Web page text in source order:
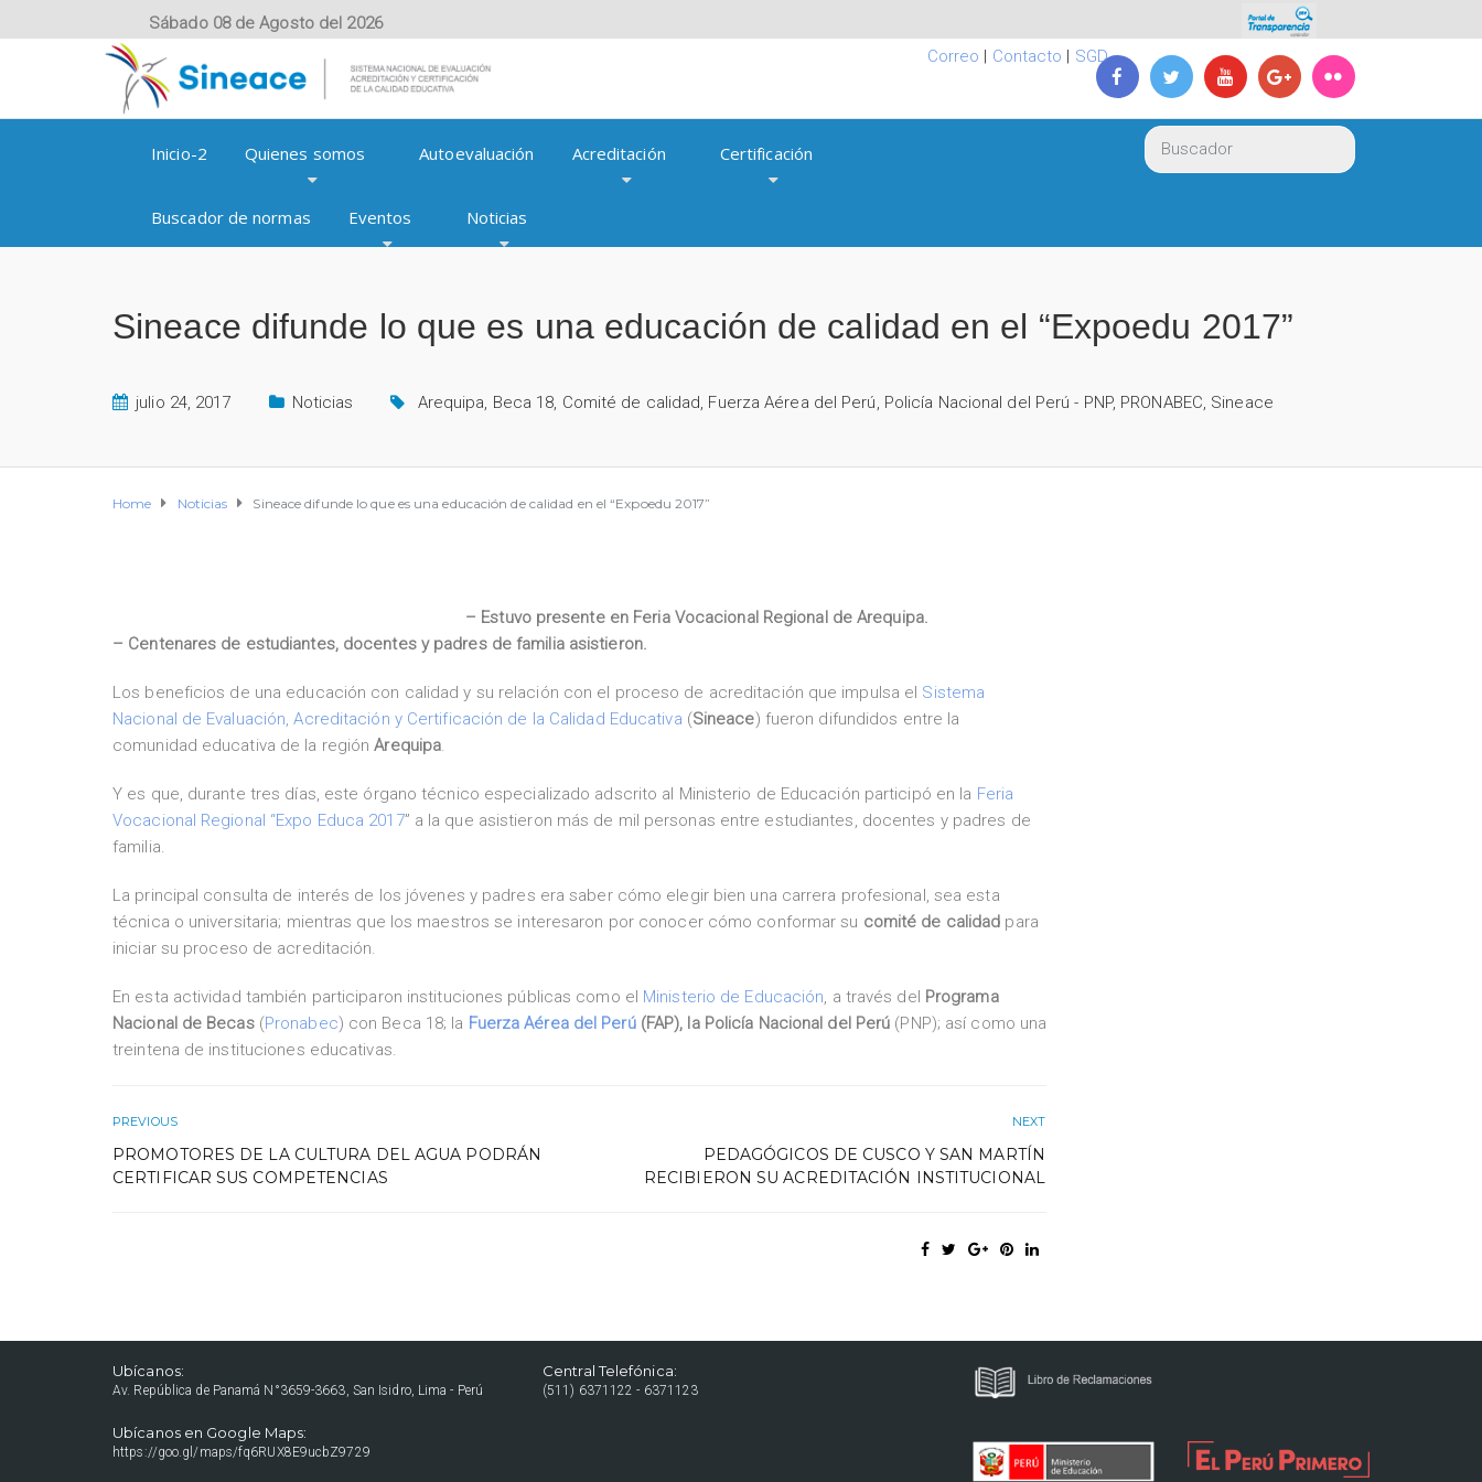
Sábado 08 de Agosto del 2026
Correo | Contacto | SGD
Inicio-2 Quienes somos Autoevaluación Acreditación Certificación
Buscador de normas Eventos Noticias
Sineace difunde lo que es una educación de calidad en el “Expoedu 2017”
julio 24, 2017 Noticias Arequipa, Beca 18, Comité de calidad, Fuerza Aérea del Perú, Policía Nacional del Perú - PNP, PRONABEC, Sineace
Home Noticias Sineace difunde lo que es una educación de calidad en el “Expoedu 2017”
– Estuvo presente en Feria Vocacional Regional de Arequipa.
– Centenares de estudiantes, docentes y padres de familia asistieron.
Los beneficios de una educación con calidad y su relación con el proceso de acreditación que impulsa el Sistema
Nacional de Evaluación, Acreditación y Certificación de la Calidad Educativa (Sineace) fueron difundidos entre la
comunidad educativa de la regiónArequipa.
Y es que, durante tres días, este órgano técnico especializado adscrito al Ministerio de Educación participó en la Feria
Vocacional Regional “Expo Educa 2017” a la que asistieron más de mil personas entre estudiantes, docentes y padres de
familia.
La principal consulta de interés de los jóvenes y padres era saber cómo elegir bien una carrera profesional, sea esta
técnica o universitaria; mientras que los maestros se interesaron por conocer cómo conformar su comité de calidad para
iniciar su proceso de acreditación.
En esta actividad también participaron instituciones públicas como el Ministerio de Educación, a través del Programa
Nacional de Becas(Pronabec) con Beca 18; la Fuerza Aérea del Perú(FAP), la Policía Nacional del Perú (PNP); así como una
treintena de instituciones educativas.
PREVIOUS
PROMOTORES DE LA CULTURA DEL AGUA PODRÁN
CERTIFICAR SUS COMPETENCIAS
NEXT
PEDAGÓGICOS DE CUSCO Y SAN MARTÍN
RECIBIERON SU ACREDITACIÓN INSTITUCIONAL
Ubícanos:
Av. República de Panamá N°3659-3663, San Isidro, Lima - Perú
Ubícanos en Google Maps:
https://goo.gl/maps/fq6RUX8E9ucbZ9729
Central Telefónica:
(511) 6371122 - 6371123